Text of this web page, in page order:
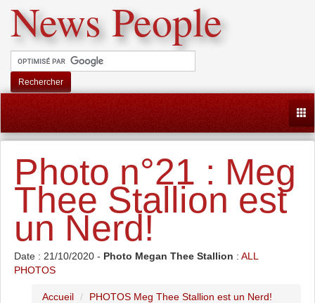
News People
Rechercher
Photo n°21 : Meg
Thee Stallion est
un Nerd!
Date : 21/10/2020 - Photo Megan Thee Stallion : ALL
PHOTOS
Accueil
PHOTOS Meg Thee Stallion est un Nerd!